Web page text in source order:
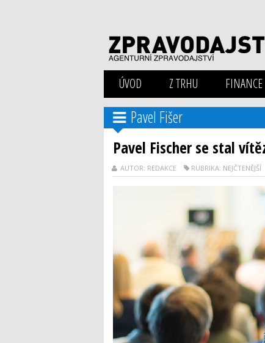
ÚVOD Z TRHU FINANCE
Pavel Fišer
Pavel Fischer se stal
AUTOR: REDAKCE RUBRIKA: NEJČTENĚJŠÍ